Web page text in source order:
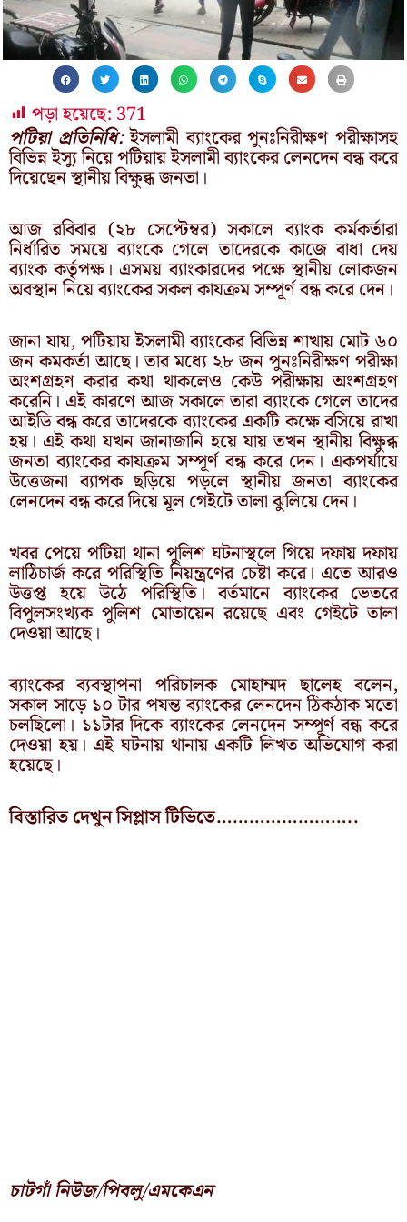
পড়া হয়েছে: 371
পটিয়া প্রতিনিধি:ইসলামী ব্যাংকের পুনঃনিরীক্ষণ পরীক্ষাসহ
বিভিন্ন ইস্যু নিয়ে পটিয়ায় ইসলামী ব্যাংকের লেনদেন বন্ধ করে
দিয়েছেন স্থানীয় বিক্ষুব্ধ জনতা।
আজ রবিবার (২৮ সেপ্টেম্বর) সকালে ব্যাংক কর্মকর্তারা
নির্ধারিত সময়ে ব্যাংকে গেলে তাদেরকে কাজে বাধা দেয়
ব্যাংক কর্তৃপক্ষ। এসময় ব্যাংকারদের পক্ষে স্থানীয় লোকজন
অবস্থান নিয়ে ব্যাংকের সকল কাযক্রম সম্পূর্ণ বন্ধ করে দেন।
জানা যায়, পটিয়ায় ইসলামী ব্যাংকের বিভিন্ন শাখায় মোট ৬০
জন কমকর্তা আছে। তার মধ্যে ২৮ জন পুনঃনিরীক্ষণ পরীক্ষা
অংশগ্রহণ করার কথা থাকলেও কেউ পরীক্ষায় অংশগ্রহণ
করেনি। এই কারণে আজ সকালে তারা ব্যাংকে গেলে তাদের
আইডি বন্ধ করে তাদেরকে ব্যাংকের একটি কক্ষে বসিয়ে রাখা
হয়। এই কথা যখন জানাজানি হয়ে যায় তখন স্থানীয় বিক্ষুব্ধ
জনতা ব্যাংকের কাযক্রম সম্পূর্ণ বন্ধ করে দেন। একপর্যায়ে
উত্তেজনা ব্যাপক ছড়িয়ে পড়লে স্থানীয় জনতা ব্যাংকের
লেনদেন বন্ধ করে দিয়ে মূল গেইটে তালা ঝুলিয়ে দেন।
খবর পেয়ে পটিয়া থানা পুলিশ ঘটনাস্থলে গিয়ে দফায় দফায়
লাঠিচার্জ করে পরিস্থিতি নিয়ন্ত্রণের চেষ্টা করে। এতে আরও
উত্তপ্ত হয়ে উঠে পরিস্থিতি। বর্তমানে ব্যাংকের ভেতরে
বিপুলসংখ্যক পুলিশ মোতায়েন রয়েছে এবং গেইটে তালা
দেওয়া আছে।
ব্যাংকের ব্যবস্থাপনা পরিচালক মোহাম্মদ ছালেহ বলেন,
সকাল সাড়ে ১০ টার পযন্ত ব্যাংকের লেনদেন ঠিকঠাক মতো
চলছিলো। ১১টার দিকে ব্যাংকের লেনদেন সম্পূর্ণ বন্ধ করে
দেওয়া হয়। এই ঘটনায় থানায় একটি লিখত অভিযোগ করা
হয়েছে।
বিস্তারিত দেখুন সিপ্লাস টিভিতে……………………..
চাটগাঁ নিউজ/পিবলু/এমকেএন